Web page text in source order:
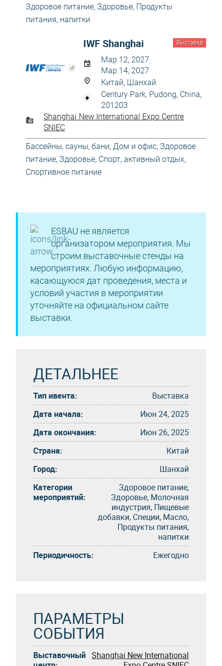
Здоровое питание, Здоровье, Продукты
питания, напитки
Выставка
IWF Shanghai
Мар 12, 2027
Мар 14, 2027
Китай, Шанхай
Century Park, Pudong, China,
201203
Shanghai New International Expo Centre
SNIEC
Бассейны, сауны, бани, Дом и офис, Здоровое
питание, Здоровье, Спорт, активный отдых,
Спортивное питание
ESBAU не является
организатором мероприятия. Мы
строим выставочные стенды на
мероприятиях. Любую информацию,
касающуюся дат проведения, места и
условий участия в мероприятии
уточняйте на официальном сайте
выставки.
ДЕТАЛЬНЕЕ
Тип ивента:
Выставка
Дата начала:
Июн 24, 2025
Дата окончания:
Июн 26, 2025
Страна:
Китай
Город:
Шанхай
Категории
мероприятий:
Здоровое питание,
Здоровье, Молочная
индустрия, Пищевые
добавки, Специи, Масло,
Продукты питания,
напитки
Периодичность:
Eжегоднo
ПАРАМЕТРЫ
СОБЫТИЯ
Выставочный Shanghai New International